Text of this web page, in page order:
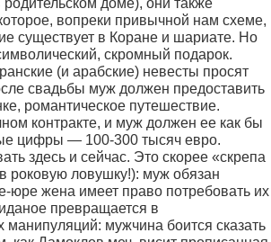
вопреки привычной нам схеме,
существует в Коране и шариате. Но
скромный подарок.
(и арабские) невесты просят
свадьбы муж должен предоставить
романтическое путешествие.
контракте, и муж должен ее как бы
цифры — 100-300 тысяч евро.
здесь и сейчас. Это скорее «скрепа
роковую ловушку!): муж обязан
юре жена имеет право потребовать их
превращается в
мужчина боится сказать